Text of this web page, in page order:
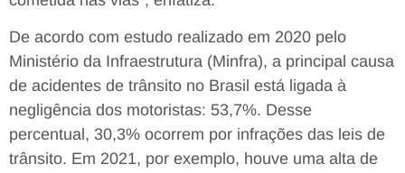
De acordo com estudo realizado em 2020 pelo
Ministério da Infraestrutura (Minfra), a principal causa
de acidentes de trânsito no Brasil está ligada à
negligência dos motoristas: 53,7%. Desse
percentual, 30,3% ocorrem por infrações das leis de
trânsito. Em 2021, por exemplo, houve uma alta de